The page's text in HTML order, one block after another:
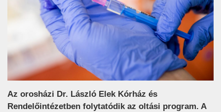
Az orosházi Dr. László Elek Kórház és
Rendelőintézetben folytatódik az oltási program. A